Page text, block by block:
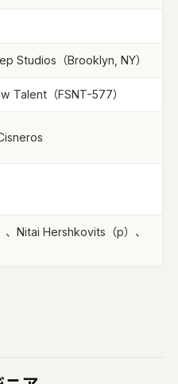
Studios（Brooklyn, NY）
Talent（FSNT-577）
Nitai Hershkovits（p）、